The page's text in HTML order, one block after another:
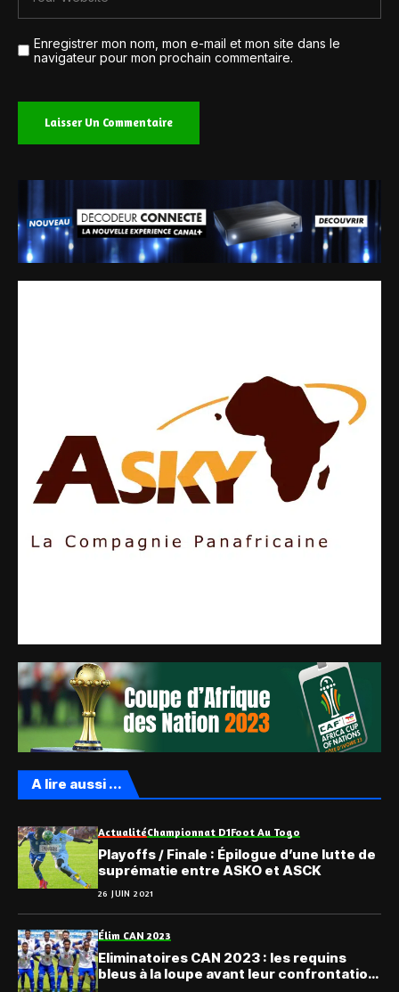
Enregistrer mon nom, mon e-mail et mon site dans le
navigateur pour mon prochain commentaire.
A lire aussi ...
ActualitéChampionnat D1Foot Au Togo
Playoffs / Finale : Épilogue d’une lutte de
suprématie entre ASKO et ASCK
26 JUIN 2021
Élim CAN 2023
Eliminatoires CAN 2023 : les requins
bleus à la loupe avant leur confrontation